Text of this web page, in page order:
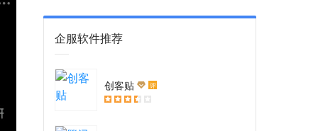
企服软件推荐
创客贴 评